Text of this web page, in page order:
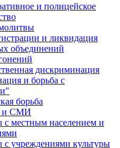
и полицейское
и ликвидация
объединений
дискриминация
и борьба с
борьба
и СМИ
местным населением и
учреждениями культуры